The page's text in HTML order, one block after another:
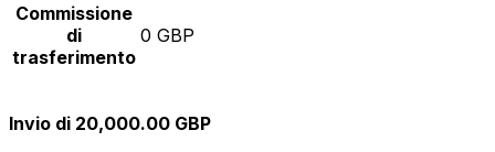
Commissione
di
trasferimento
0 GBP
Invio di 20,000.00 GBP